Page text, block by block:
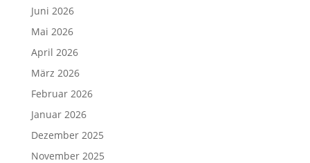
Juni 2026
Mai 2026
April 2026
März 2026
Februar 2026
Januar 2026
Dezember 2025
November 2025